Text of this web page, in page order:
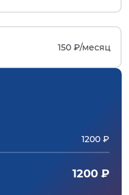
150 ₽/месяц
1200 ₽
1200 ₽